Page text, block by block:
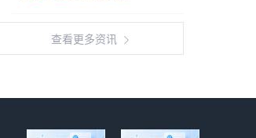
查看更多资讯